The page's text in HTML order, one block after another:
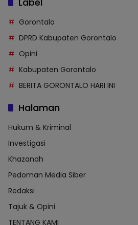
Gorontalo
DPRD Kabupaten Gorontalo
Opini
Kabupaten Gorontalo
BERITA GORONTALO HARI INI
Halaman
Hukum & Kriminal
Investigasi
Khazanah
Pedoman Media Siber
Redaksi
Tajuk & Opini
TENTANG KAMI